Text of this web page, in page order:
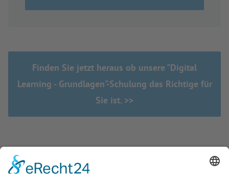
Finden Sie jetzt heraus ob unsere "Digital
Learning - Grundlagen"-Schulung das Richtige für
Sie ist. >>